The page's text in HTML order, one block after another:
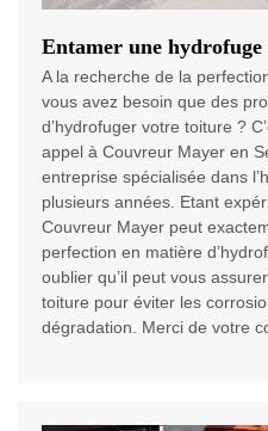
Entamer une hydrofuge
A la recherche de la
vous avez besoin que des
d’hydrofuger votre toiture ?
appel à Couvreur Mayer en
entreprise spécialisée dans
plusieurs années. Etant
Couvreur Mayer peut
perfection en matière
oublier qu’il peut vous
toiture pour éviter les
dégradation. Merci de votre